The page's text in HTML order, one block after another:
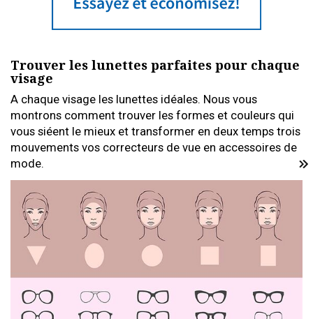
Trouver les lunettes parfaites pour chaque
visage
A chaque visage les lunettes idéales. Nous vous
montrons comment trouver les formes et couleurs qui
vous siéent le mieux et transformer en deux temps trois
mouvements vos correcteurs de vue en accessoires de
mode.